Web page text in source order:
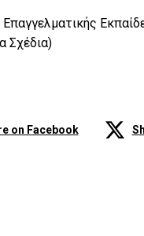
Σχέδια)
on Facebook